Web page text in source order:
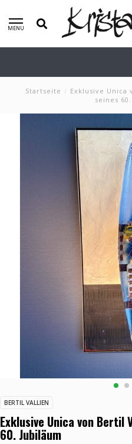
MENU
Startseite / Exklusive Unica
seines
BERTIL VALLIEN
Exklusive Unica von Bertil
60. Jubiläum